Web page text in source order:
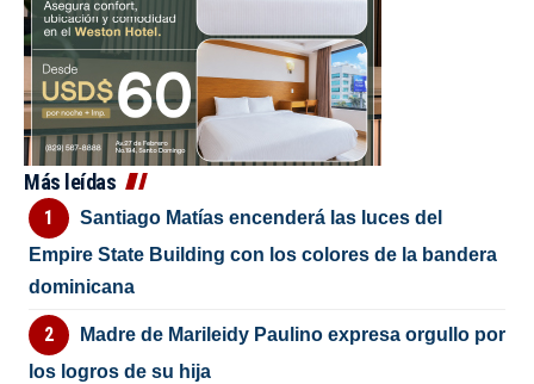
Más leídas
Santiago Matías encenderá las luces del
Empire State Building con los colores de la bandera
dominicana
Madre de Marileidy Paulino expresa orgullo por
los logros de su hija